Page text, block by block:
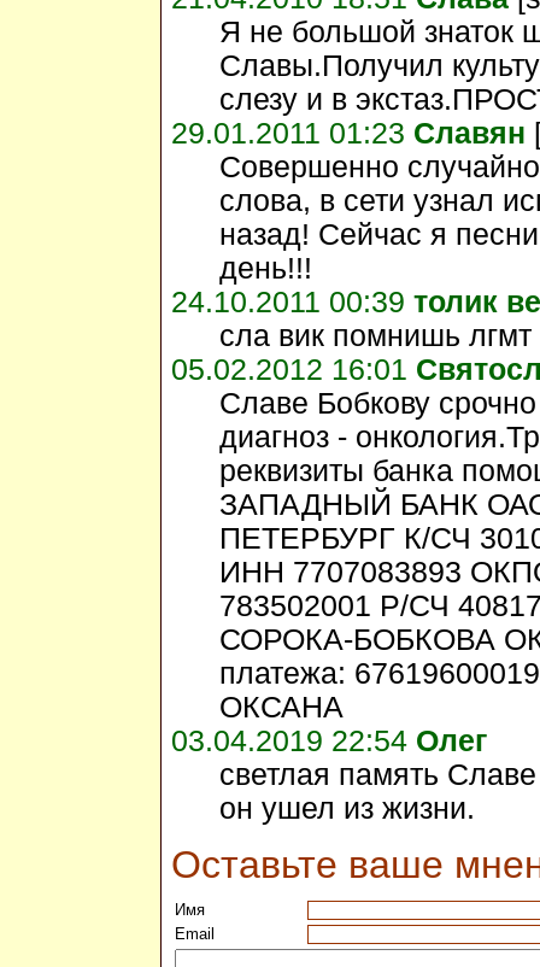
Я не большой знаток
Славы.Получил
слезу и в
29.01.2011 01:23 Славян
Совершенно
слова, в сети узнал
назад! Сейчас я
день!!!
24.10.2011 00:39 толик
сла вик помнишь
05.02.2012 16:01
Славе Бобкову
диагноз -
реквизиты банка
ЗАПАДНЫЙ БАНК
ПЕТЕРБУРГ К/СЧ
ИНН 7707083893
783502001 Р/СЧ
СОРОКА-БОБКОВА
платежа:
ОКСАНА
03.04.2019 22:54 Олег
светлая память
он ушел из жизни.
Оставьте ваше
Имя
Email